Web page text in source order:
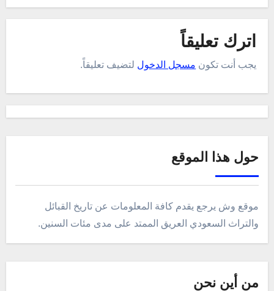
اترك تعليقاً
يجب أنت تكون مسجل الدخول لتضيف تعليقاً.
حول هذا الموقع
موقع وش يرجع يقدم كافة المعلومات عن تاريخ القبائل
والتراث السعودي العريق الممتد على مدى مئات السنين.
من أين نحن